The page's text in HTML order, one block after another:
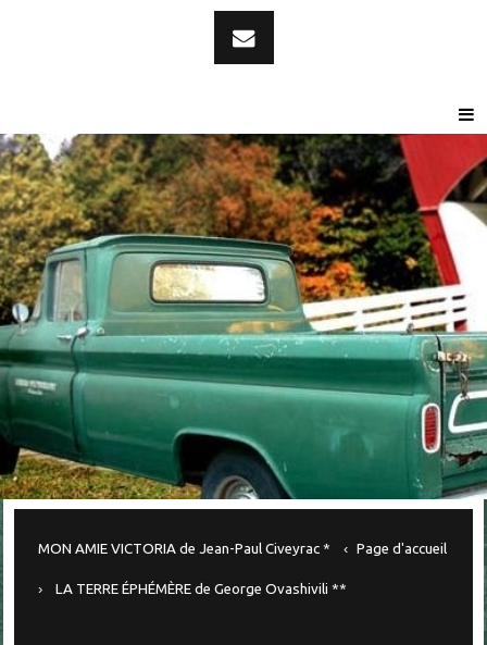
MON AMIE VICTORIA de Jean-Paul Civeyrac * Page d'accueil
LA TERRE ÉPHÉMÈRE de George Ovashivili **